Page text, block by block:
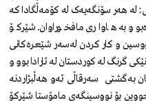
لە هەر سۆنگەیەک لە کۆمەڵگادا کە
بە هاواری مافخوراوان. شێرکۆ
و کار کردن لەسەر شێعرەکانی
گرنگ لە کوردستان لە ئارادا بوو و
بەگشتی سەرقاڵی ئەو هەڵبژاردنە
بۆ نووسینگەی مامۆستا شێرکۆ